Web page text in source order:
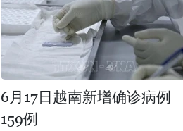
6月17日越南新增确诊病例
159例